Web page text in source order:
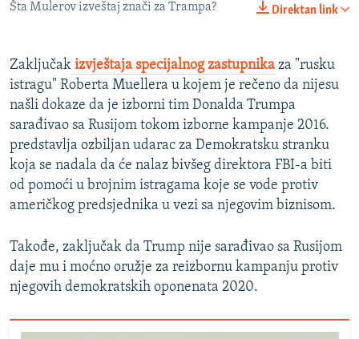
POPLAVE I KLIZIŠTA U BIH 2024.
POST SCRIPTUM
MOJA EVROPA
TRI DECENIJE OD RATA U BIH
SVE KARTE DEJTONA
NASTANAK I RASPAD JUGOSLAVIJE
Direktan link
Šta Mulerov izveštaj znači za Trampa?
Zaključak izvještaja specijalnog zastupnika za "rusku
istragu" Roberta Muellera u kojem je rečeno da nijesu
našli dokaze da je izborni tim Donalda Trumpa
sarađivao sa Rusijom tokom izborne kampanje 2016.
predstavlja ozbiljan udarac za Demokratsku stranku
koja se nadala da će nalaz bivšeg direktora FBI-a biti
od pomoći u brojnim istragama koje se vode protiv
američkog predsjednika u vezi sa njegovim biznisom.
Takođe, zaključak da Trump nije sarađivao sa Rusijom
daje mu i moćno oružje za reizbornu kampanju protiv
njegovih demokratskih oponenata 2020.